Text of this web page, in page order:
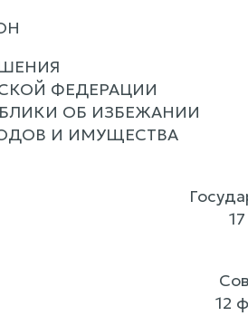
ФЕДЕРАЦИИ
ОБ ИЗБЕЖАНИИ
И ИМУЩЕСТВА
12